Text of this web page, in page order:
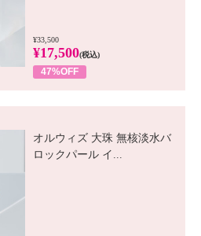
¥33,500
¥17,500(税込)
47%OFF
オルウィズ 大珠 無核淡水バ
ロックパール イ...